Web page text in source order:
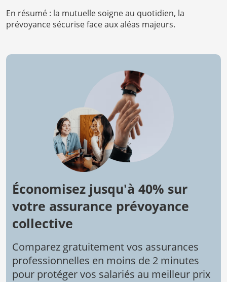
En résumé : la mutuelle soigne au quotidien, la
prévoyance sécurise face aux aléas majeurs.
Économisez jusqu'à 40% sur
votre assurance prévoyance
collective
Comparez gratuitement vos assurances
professionnelles en moins de 2 minutes
pour protéger vos salariés au meilleur prix